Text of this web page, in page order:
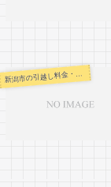
新 潟市の引越し料金・代金相場・見積り情報